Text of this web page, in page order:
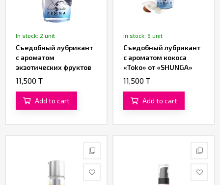
In stock: 2 unit
Съедобный лубрикант
с ароматом
экзотических фруктов
«Toko» от «SHUNGA»
(165 ML)
11,500 T
Add to cart
In stock: 6 unit
Съедобный лубрикант
с ароматом кокоса
«Toko» от «SHUNGA»
(165 ML)
11,500 T
Add to cart